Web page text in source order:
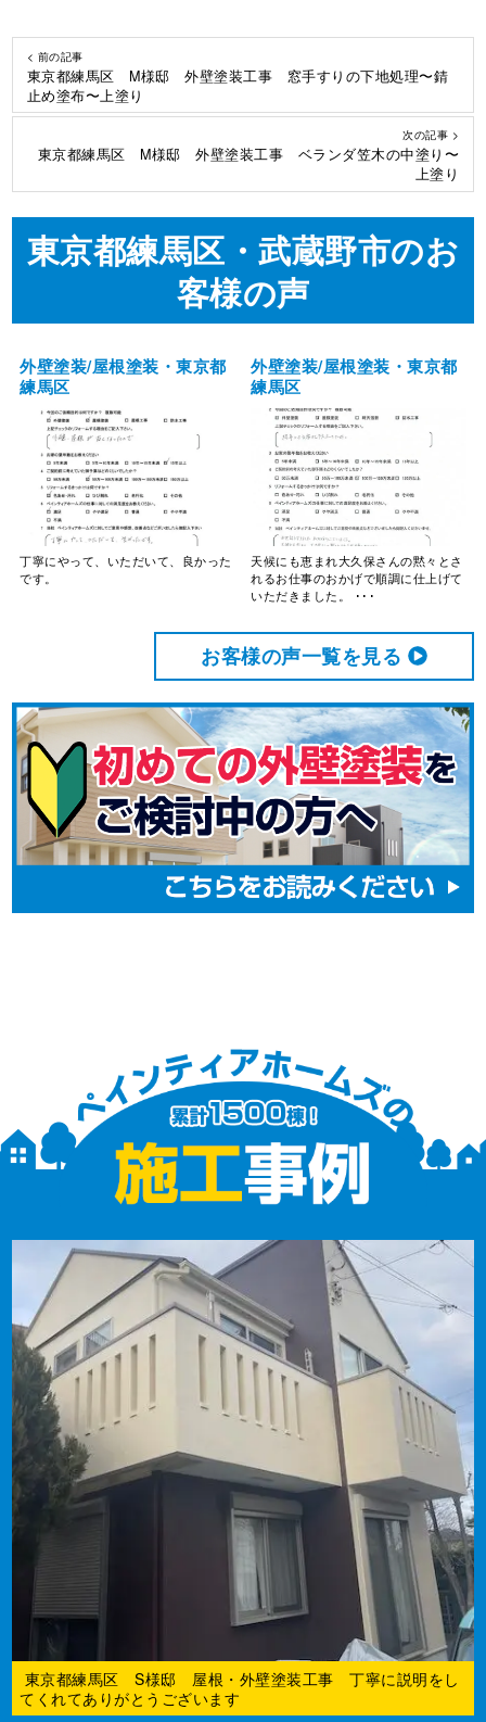
< 前の記事
東京都練馬区 M様邸 外壁塗装工事 窓手すりの下地処理〜錆
止め塗布〜上塗り
次の記事 >
東京都練馬区 M様邸 外壁塗装工事 ベランダ笠木の中塗り〜
上塗り
東京都練馬区・武蔵野市のお
客様の声
外壁塗装/屋根塗装・東京都
練馬区
丁寧にやって、いただいて、良かった
です。
外壁塗装/屋根塗装・東京都
練馬区
天候にも恵まれ大久保さんの黙々とさ
れるお仕事のおかげで順調に仕上げて
いただきました。 ･･･
お客様の声⼀覧を⾒る
東京都練馬区 S様邸 屋根・外壁塗装工事 丁寧に説明をし
てくれてありがとうございます